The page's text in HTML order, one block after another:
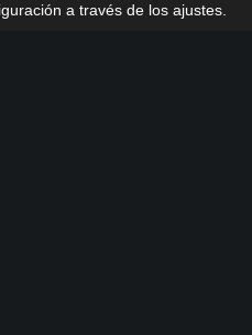
a través de los ajustes